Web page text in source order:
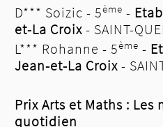
D*** Soizic - 5ème -
et-La Croix- SAINT-
L*** Rohanne - 5ème -
Jean-et-La Croix-
Prix Arts et Maths :
quotidien